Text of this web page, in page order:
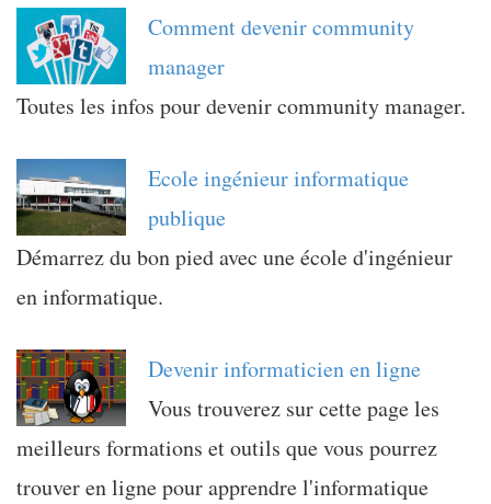
Comment devenir community
manager
Toutes les infos pour devenir community manager.
Ecole ingénieur informatique
publique
Démarrez du bon pied avec une école d'ingénieur
en informatique.
Devenir informaticien en ligne
Vous trouverez sur cette page les
meilleurs formations et outils que vous pourrez
trouver en ligne pour apprendre l'informatique